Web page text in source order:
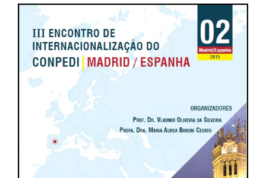
Barra
lateral
de
artigos